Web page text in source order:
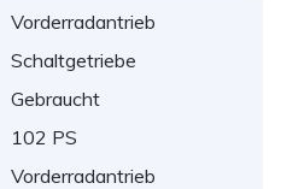
Vorderradantrieb
Schaltgetriebe
Gebraucht
102 PS
Vorderradantrieb